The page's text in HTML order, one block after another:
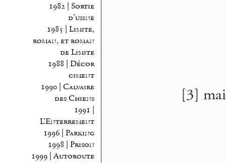
1982 | Sortie
d’usine
1985 | Limite,
roman, et roman
de Limite
1988 | Décor
ciment
1990 | Calvaire
des Chiens
1991 |
L’Enterrement
1996 | Parking
1998 | Prison
1999 | Autoroute
[3]